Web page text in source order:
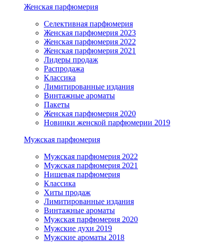
Женская парфюмерия
Селективная парфюмерия
Женская парфюмерия 2023
Женская парфюмерия 2022
Женская парфюмерия 2021
Лидеры продаж
Распродажа
Классика
Лимитированные издания
Винтажные ароматы
Пакеты
Женская парфюмерия 2020
Новинки женской парфюмерии 2019
Мужская парфюмерия
Мужская парфюмерия 2022
Мужская парфюмерия 2021
Нишевая парфюмерия
Классика
Хиты продаж
Лимитированные издания
Винтажные ароматы
Мужская парфюмерия 2020
Мужские духи 2019
Мужские ароматы 2018